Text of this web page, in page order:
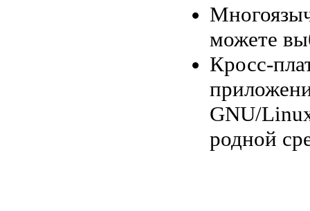
можете
Кросс-
GNU/
родной